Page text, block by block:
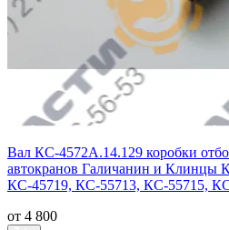
Вал КС-4572А.14.129 коробки
автокранов Галичанин и Клинцы
КС-45719, КС-55713, КС-55715,
от 4 800